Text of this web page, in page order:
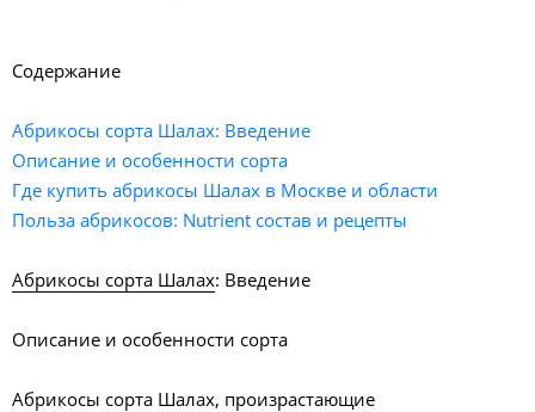
Содержание
Абрикосы сорта Шалах: Введение
Описание и особенности сорта
Где купить абрикосы Шалах в Москве и области
Польза абрикосов: Nutrient состав и рецепты
Абрикосы сорта Шалах: Введение
Описание и особенности сорта
Абрикосы сорта Шалах, произрастающие